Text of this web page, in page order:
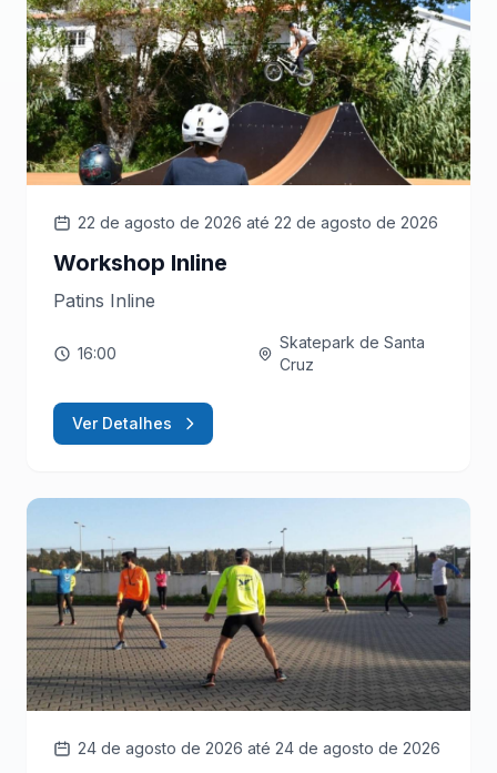
22 de agosto de 2026 até 22 de agosto de 2026
Workshop Inline
Patins Inline
16:00
Skatepark de Santa
Cruz
Ver Detalhes
24 de agosto de 2026 até 24 de agosto de 2026